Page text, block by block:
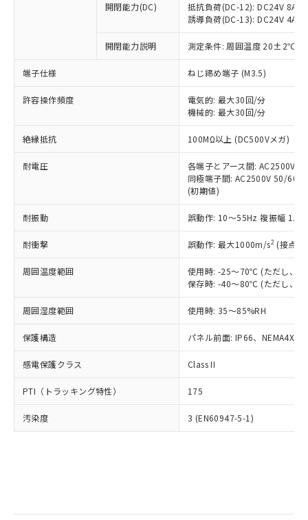
開閉能力(DC)
抵抗負荷(DC-12): DC24V 8A/
誘導負荷(DC-13): DC24V 4A/
開閉能力説明 測定条件: 周囲温度 20±2℃、
端子仕様 ねじ締め端子 (M3.5)
許容操作頻度
電気的: 最大30回/分
機械的: 最大30回/分
絶縁抵抗 100MΩ以上 (DC500Vメガ)
耐電圧
各端子とアース間: AC2500V
同極端子間: AC2500V 50/
(初期値)
耐振動 誤動作: 10～55Hz 複振幅
耐衝撃 誤動作: 最大1000m/s2 (接点
周囲温度範囲
使用時: -25～70℃ (ただし、氷
保存時: -40～80℃ (ただし、氷
周囲湿度範囲 使用時: 35～85%RH
保護構造 パネル前面: IP66、NEMA4X,
感電保護クラス Class II
PTI（トラッキング特性） 175
汚染度 3 (EN60947-5-1)
以下の条件をお読みいただき、同意のうえ
ご利用ください。
本サービスは、当社制御機器事業取扱
商品の当社在庫状況および標準価格
(税抜)を提供させていただくもので
当社制御機器事業取扱商品の中には、
本サービスの対象外となる商品もある
ことをご了承ください。
在庫状況および標準価格照会結果は、
記載している更新日時点での社内デー
タに基づき作成されるものであり、閲
覧された時点での実際の在庫および標
準価格とは異なる場合があることをご
正式な納期状況および標準価格はお客
様のお取引先、またはお客様担当のオ
ムロン制御機器販売店・当社販売員に
オムロン制御機器販売店や当社販売拠
販売ネットワーク
」をご確認
在庫状況および標準価格結果を当社の
事前の承諾なく第三者に漏洩または開
示しないようお願いします。
マイパーツ機能（部品リスト作成サー
ビス）をご利用いただくには、I-Web
品・サービスに関するお客様との取
対応予定なし：EU RoHS指令（10物質）の
非含有に非対応の商品で、対応品を出す予
調査・確認中：EU RoHS指令（10物質）の
非含有の対応状況を調査中または確認中の
商品です。
非該当品：ライセンス料など無形物で、有
害物質有無と関係のない商品です。
仕入先様の事情により、非含有部品として
いたものが、含有品と判明した場合などや
むを得ず変更することがあります。
鉛(Pb) 1000ppm以下、 水銀(Hg) 1000ppm以下、 カド
六価クロム(Cr(Ⅵ)) 1000ppm以下、ポリ臭化ビフェニル
類(PBB) 1000ppm以下、ポリ臭化ジフェニルエーテル類
ルベンジル（BBP） 1000ppm以下、フタル酸ジブチル
（DBP） 1000ppm以下、フタル酸ジイソブチル
但し、RoHS指令で産業用監視および制御機器に対する
適用除外項目は除く。
フタル酸エステル類の４物質については閾値を超える意
図的な使用がないことを確認しています。
部品在庫の切り替え状況などにより、予定
月が前後することがあります。
「○」：最大均質材料含有率が中国RoHSの
基準値以下であることを示します。
「×」：最大均質材料含有率が中国RoHSの
基準値を超えていることを示します。
「－」：未確認です。当社販売部門へお問
*中国RoHS10物質の基準値 (GB/T26572)：
Pb(鉛) :1000ppm、 Hg(水銀) : 1000ppm、 Cd(カドミウ
Cr(Ⅵ)(六価クロム) : 1000ppm、 PBBs(ポリ臭化ビフェ
ニル類) : 1000ppm、 PBDEs(ポリ臭化ジフェニルエーテ
ル類) : 1000ppm、
DBP(フタル酸ジブチル) : 1000ppm、 DIBP(フタル酸ジ
イソブチル) : 1000ppm、 BBP(フタル酸ブチルベンジ
DEHP(フタル酸ビス(2-エチルヘキシル)) : 1000ppm
「ｅ」：有害物質（10物質）のすべてが基
準値以下であることを示します。
「10」：通常の使用状況下において有害物
質が外部に漏えいし、環境に深刻な影響を
及ぼさない年数を意味します。
当社は、これら貴社製品のうち、外国
為替および外国貿易法に定める商品
（以下｢規制貨物等」という）を輸出
または国外への提供する場合は、日本
国政府の輸出許可(または役務取引許
可)を取得するなどの必要な手続きを
当社は規制貨物を破棄する場合は、完
全に破砕するなど、違法に輸出されな
いよう必要な手段を講じます。
当社は貴社製品を、核兵器、ミサイ
ル、化学兵器、生物兵器またはその他
武器並びにこれらの製造装置等に一切
当社は、貴社製品を第三者に販売する
場合は、上記1、2および3の内容を当
該第三者に通知します。また当社は、
販売先および販売に係わる関係者が違
法に輸出するおそれがある場合は、取
り引きをいたしません。
一定数以上の在庫あり
一定数には満たないが在庫あり
在庫なし(最新の在庫状況につ
いては、お客様のお取引先、ま
たはお客様担当のオムロン制御
機器販売店・当社販売員にご確
受注生産機種、また在庫状況の
情報を公開していない機種